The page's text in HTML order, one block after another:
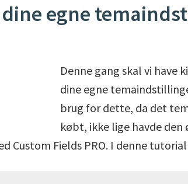
egne
Denne gang skal vi have
dine egne
brug for dette, da det
købt, ikke lige havde
Custom Fields PRO. I denne